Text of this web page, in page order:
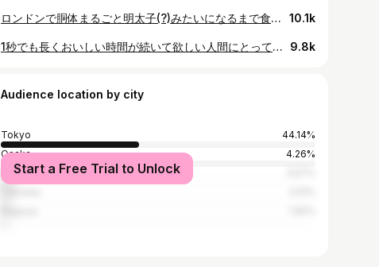
ロンドンで胴体まるごと明太子(?)みたいになるまで食べています。あこがれの @normanscafelondon は、マグなのにソーサーに乗せて出してくれたり(ティーバッグをインしてるからか？と思ったけどコーヒーもそれで出してた)、ウェルシュレアビットにお目にかからせてもらえたり、シロップスポンジをカスタードの海に浮かべてくれたりするので、いちいちありがてぇ……となっています🍞 10.1k
1秒でも長くおいしい時間が続いて欲しい人間にとってオーベルジュは夢である。なんせ睡眠挟んで合計20時間くらいは一貫した食体験の只中にいられれるのだから。 Le Doyennéの朝食は最高だった。というか朝食を味わってこそのLe Doyennéなんじゃないかと思った。 天井の高いディナーのダイニングではなく、キッチン横の小さな部屋での朝ごはん。光の差す静かな食堂には、クロワッサンにくるみのパン、ハムにチーズにチェリーや桃が並んでいて、好きにとって良いというのだけど、静物画みたいで手を出すのも惜しいと思った(そばからすぐ食べたけど)。テーブルにはメニューがあってそっちはオーダーするといちから作ってくれるという。散々悩んで選んだのは、プティポワとチーズと半熟卵のタルティーヌ。このタルティーヌがあまりのすごさで、一口かじって食堂から飛び出してしまうほどだった(大丈夫そ？)。菜園の光と風の中で食べたかった。外に出たらちょうどハーブを摘んでいるスタッフの方がいて、セージやタイムの香りに包まれながら食べたあの青くてみずみずしいグリーンピースやミントやレモンピールやカンパーニュが弾ける瞬間、時間や場所、季節や食材、作る人もそれを食べる自分も、いろんなものが完璧に交差して現れる、そこでしかありえない、唯一無二の、めちゃくちゃ味だった。味って時々、世界のすべてだ。 9.8k
Audience location by city
Tokyo
44.14%
Osaka
4.26%
Nakagyō-ku
Start a Free Trial to Unlock